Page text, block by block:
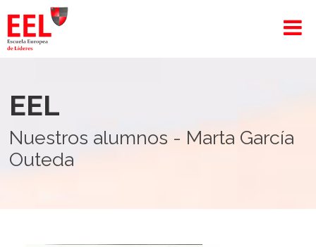
EEL
Nuestros alumnos - Marta García
Outeda